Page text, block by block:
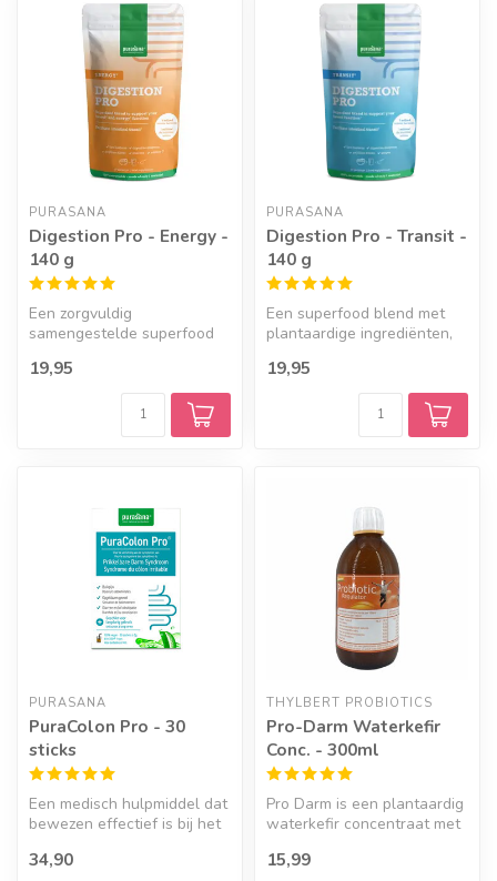
PURASANA
Digestion Pro - Energy -
140 g
Een zorgvuldig
samengestelde superfood
ingrediënten, veze...
19,95
PURASANA
Digestion Pro - Transit -
140 g
Een superfood blend met
plantaardige ingrediënten,
mi...
19,95
PURASANA
PuraColon Pro - 30
sticks
Een medisch hulpmiddel dat
bewezen effectief is bij het
34,90
THYLBERT PROBIOTICS
Pro-Darm Waterkefir
Conc. - 300ml
Pro Darm is een plantaardig
waterkefir concentraat met
15,99